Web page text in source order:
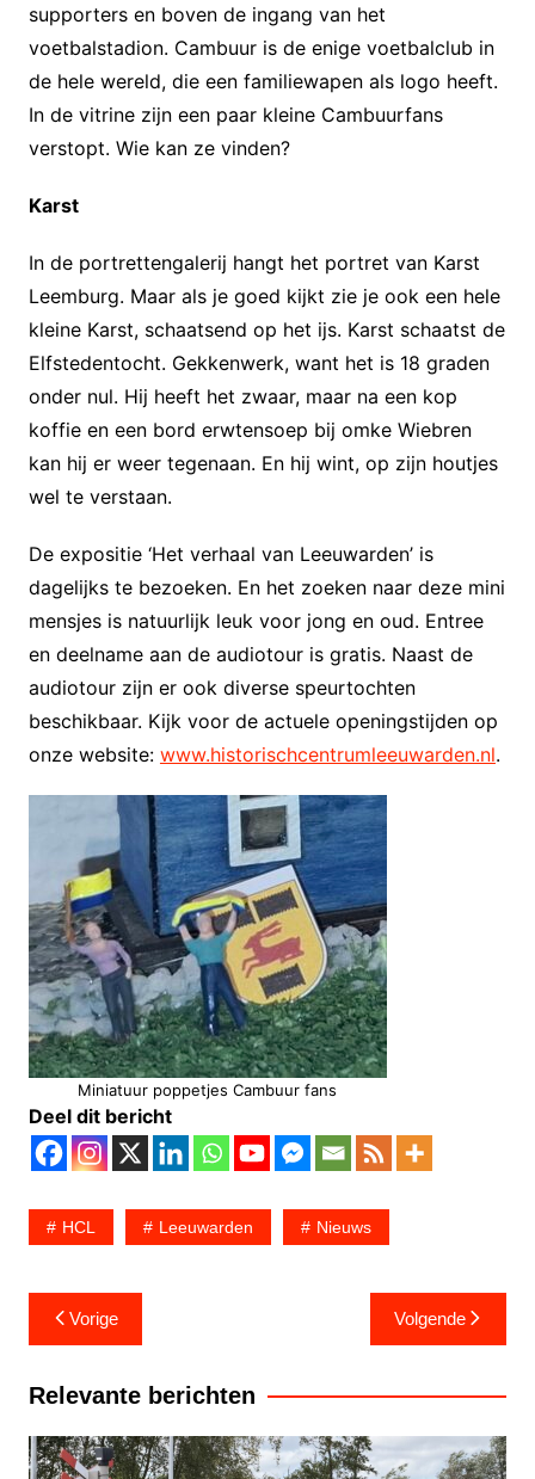
supporters en boven de ingang van het
voetbalstadion. Cambuur is de enige voetbalclub in
de hele wereld, die een familiewapen als logo heeft.
In de vitrine zijn een paar kleine Cambuurfans
verstopt. Wie kan ze vinden?
Karst
In de portrettengalerij hangt het portret van Karst
Leemburg. Maar als je goed kijkt zie je ook een hele
kleine Karst, schaatsend op het ijs. Karst schaatst de
Elfstedentocht. Gekkenwerk, want het is 18 graden
onder nul. Hij heeft het zwaar, maar na een kop
koffie en een bord erwtensoep bij omke Wiebren
kan hij er weer tegenaan. En hij wint, op zijn houtjes
wel te verstaan.
De expositie ‘Het verhaal van Leeuwarden’ is
dagelijks te bezoeken. En het zoeken naar deze mini
mensjes is natuurlijk leuk voor jong en oud. Entree
en deelname aan de audiotour is gratis. Naast de
audiotour zijn er ook diverse speurtochten
beschikbaar. Kijk voor de actuele openingstijden op
onze website: www.historischcentrumleeuwarden.nl.
Miniatuur poppetjes Cambuur fans
Deel dit bericht
HCL Leeuwarden Nieuws
Bericht
navigatie
Vorige Volgende
Relevante berichten